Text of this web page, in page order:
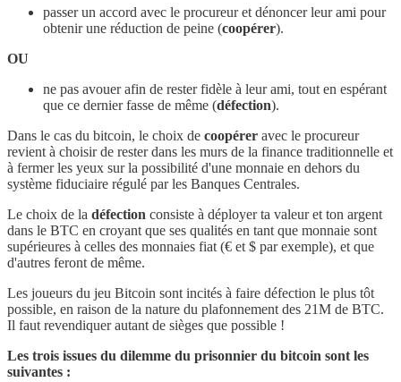
passer un accord avec le procureur et dénoncer leur ami pour
obtenir une réduction de peine (coopérer).
OU
ne pas avouer afin de rester fidèle à leur ami, tout en espérant
que ce dernier fasse de même (défection).
Dans le cas du bitcoin, le choix de coopérer avec le procureur
revient à choisir de rester dans les murs de la finance traditionnelle et
à fermer les yeux sur la possibilité d'une monnaie en dehors du
système fiduciaire régulé par les Banques Centrales.
Le choix de la défection consiste à déployer ta valeur et ton argent
dans le BTC en croyant que ses qualités en tant que monnaie sont
supérieures à celles des monnaies fiat (€ et $ par exemple), et que
d'autres feront de même.
Les joueurs du jeu Bitcoin sont incités à faire défection le plus tôt
possible, en raison de la nature du plafonnement des 21M de BTC.
Il faut revendiquer autant de sièges que possible !
Les trois issues du dilemme du prisonnier du bitcoin sont les
suivantes :